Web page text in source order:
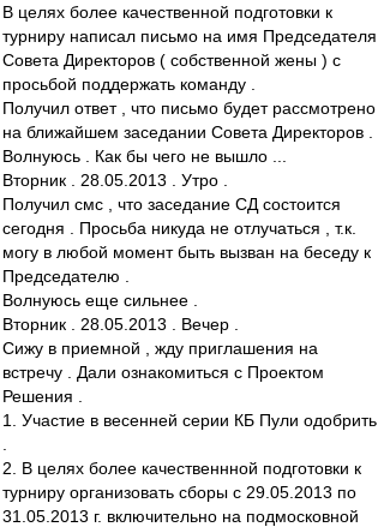
В целях более качественной подготовки к
турниру написал письмо на имя Председателя
Совета Директоров ( собственной жены ) с
просьбой поддержать команду .
Получил ответ , что письмо будет рассмотрено
на ближайшем заседании Совета Директоров .
Волнуюсь . Как бы чего не вышло ...
Вторник . 28.05.2013 . Утро .
Получил смс , что заседание СД состоится
сегодня . Просьба никуда не отлучаться , т.к.
могу в любой момент быть вызван на беседу к
Председателю .
Волнуюсь еще сильнее .
Вторник . 28.05.2013 . Вечер .
Сижу в приемной , жду приглашения на
встречу . Дали ознакомиться с Проектом
Решения .
1. Участие в весенней серии КБ Пули одобрить
2. В целях более качественнной подготовки к
турниру организовать сборы с 29.05.2013 по
31.05.2013 г. включительно на подмосковной